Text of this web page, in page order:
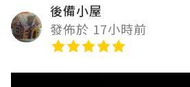
後備小屋
發佈於 17小時前